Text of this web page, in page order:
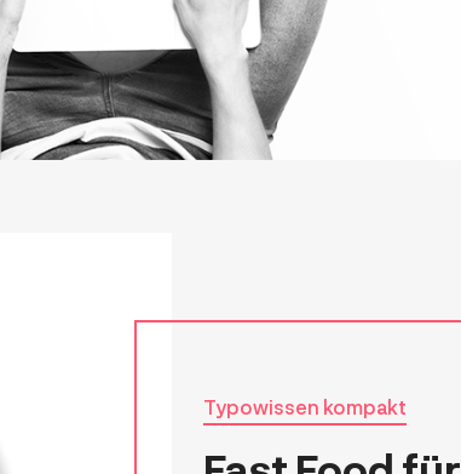
Typowissen kompakt